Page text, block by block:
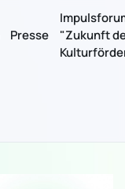
Presse
"Zukunft